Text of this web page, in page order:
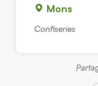
Mons
Confiseries